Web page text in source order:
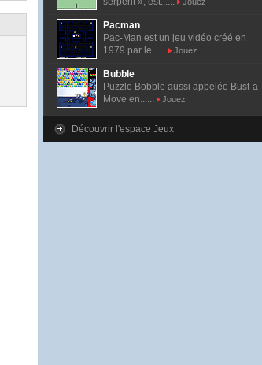
Pacman
Pac-Man est un jeu vidéo créé en
1979 par le......
Jouez
Bubble
Puzzle Bobble aussi appelée Bust-a-
Move en......
Jouez
Découvrir l'espace Jeux